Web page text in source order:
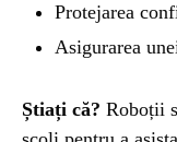
Protejarea
Asigurarea
Știați că? Roboții